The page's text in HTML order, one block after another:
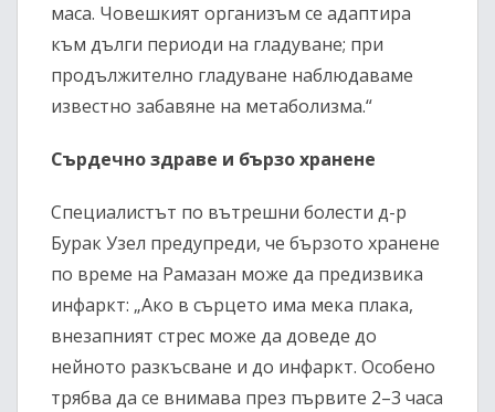
маса. Човешкият организъм се адаптира
към дълги периоди на гладуване; при
продължително гладуване наблюдаваме
известно забавяне на метаболизма.“
Сърдечно здраве и бързо хранене
Специалистът по вътрешни болести д-р
Бурак Узел предупреди, че бързото хранене
по време на Рамазан може да предизвика
инфаркт: „Ако в сърцето има мека плака,
внезапният стрес може да доведе до
нейното разкъсване и до инфаркт. Особено
трябва да се внимава през първите 2–3 часа